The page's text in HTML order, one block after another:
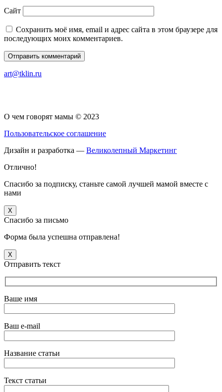
Сайт
Сохранить моё имя, email и адрес сайта в этом браузере для
последующих моих комментариев.
art@tklin.ru
О чем говорят мамы © 2023
Пользовательское соглашение
Дизайн и разработка — Великолепный Маркетинг
Отлично!
Спасибо за подписку, станьте самой лучшей мамой вместе с
нами
X
Спасибо за письмо
Форма была успешна отправлена!
X
Отправить текст
Ваше имя
Ваш e-mail
Название статьи
Текст статьи